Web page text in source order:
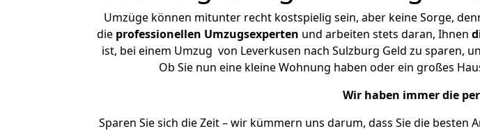
Umzüge können mitunter recht kostspielig sein, aber keine Sorge,
die professionellen Umzugsexperten und arbeiten stets daran, Ihnen
ist, bei einem Umzug von Leverkusen nach Sulzburg Geld zu sparen,
Ob Sie nun eine kleine Wohnung haben oder ein großes
Wir haben immer die
Sparen Sie sich die Zeit – wir kümmern uns darum, dass Sie die besten